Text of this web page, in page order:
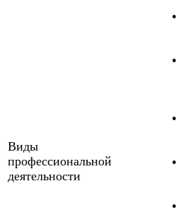
·
·
Виды
профессиональной
деятельности
·
·
·